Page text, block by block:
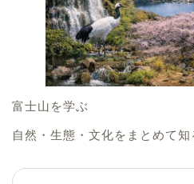
富士山を学ぶ
自然・生態・文化をまとめて知